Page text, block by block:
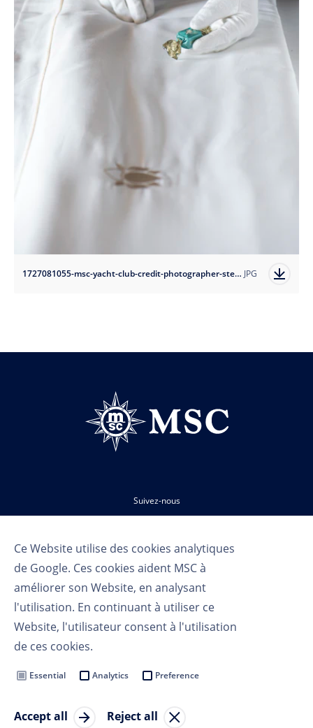
Ce Website utilise des cookies analytiques
de Google. Ces cookies aident MSC à
améliorer son Website, en analysant
l'utilisation. En continuant à utiliser ce
Website, l'utilisateur consent à l'utilisation
de ces cookies.
Essential Analytics Preference
Accept all Reject all
1727081055-msc-yacht-club-credit-photographer-stefano-scata?auto=format JPG
Suivez-nous
Cookie Settings
Copryright 2023 MSC Croisières SA